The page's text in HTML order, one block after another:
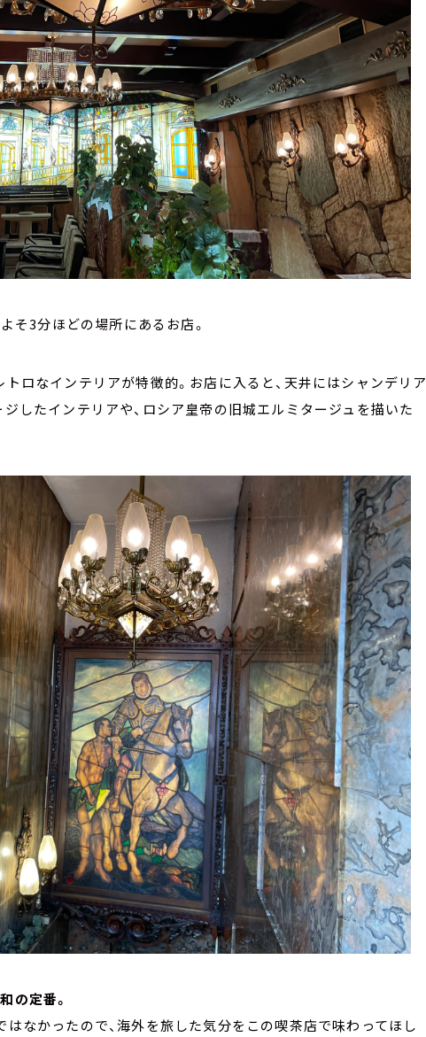
そ3分ほどの場所にあるお店。
ロなインテリアが特徴的。お店に入ると、天井にはシャンデリア
したインテリアや、ロシア皇帝の旧城エルミタージュを描いた
の定番。
はなかったので、海外を旅した気分をこの喫茶店で味わってほし